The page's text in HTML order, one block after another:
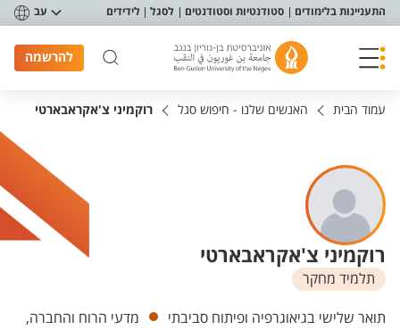
תפריט נגישות
התעניינות בלימודים סטודנטיות וסטודנטים לסגל לידידים עב
להרשמה
עמוד הבית האנשים שלנו - חיפוש סגל רוקמיני צ'אקראבארטי
רוקמיני צ'אקראבארטי
תלמיד מחקר
יחידות
תואר שלישי בגיאוגרפיה ופיתוח סביבתי
מדעי הרוח והחברה,